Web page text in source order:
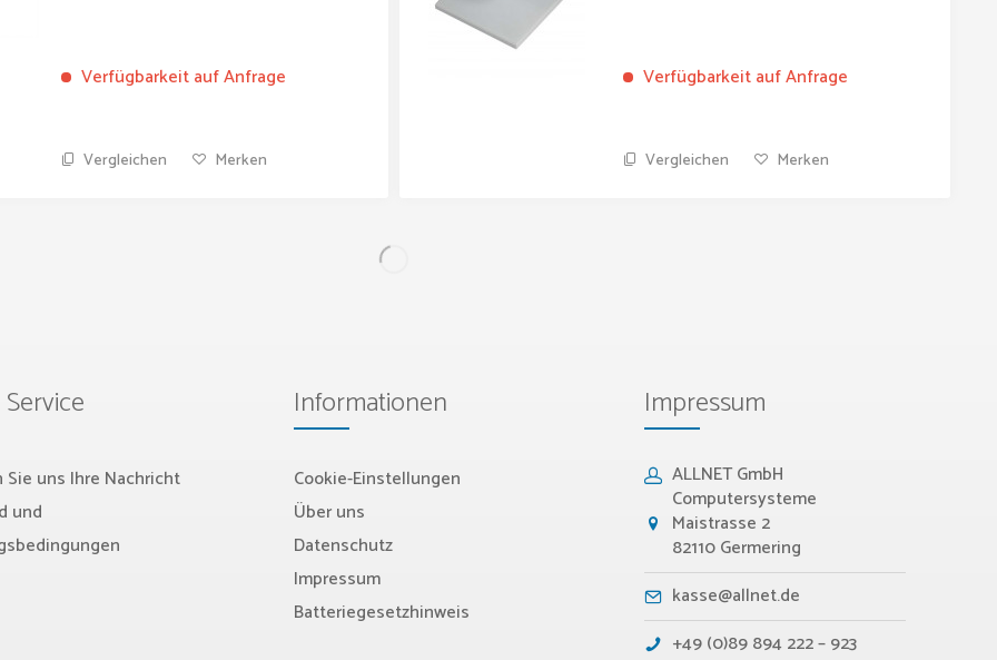
Verfügbarkeit auf Anfrage
Vergleichen Merken
Verfügbarkeit auf Anfrage
Vergleichen Merken
Sie uns Ihre Nachricht
und
Informationen
Cookie-Einstellungen
Über uns
Datenschutz
Impressum
Batteriegesetzhinweis
Impressum
ALLNET GmbH
Computersysteme
Maistrasse 2
82110 Germering
kasse@allnet.de
+49 (0)89 894 222 – 923